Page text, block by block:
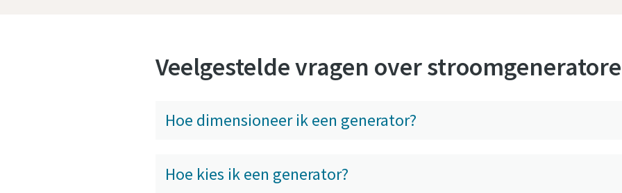
Veelgestelde vragen over
Hoe dimensioneer ik een generator?
Hoe kies ik een generator?